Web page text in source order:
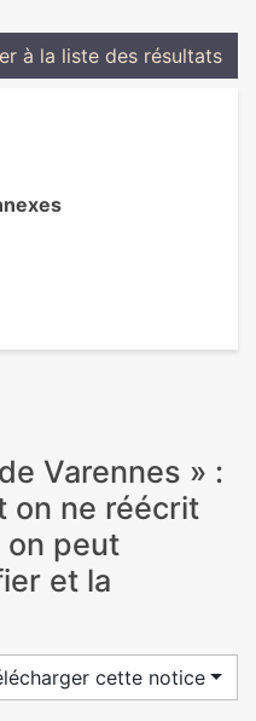
à la liste des résultats
Varennes » :
on ne réécrit
on peut
et la
cette notice